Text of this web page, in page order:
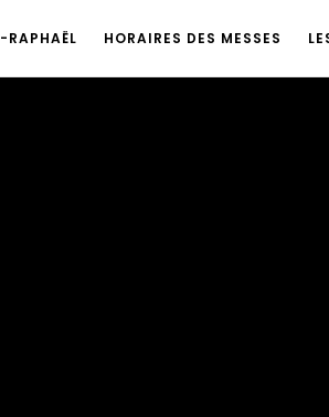
RAPHAËL HORAIRES DES MESSES